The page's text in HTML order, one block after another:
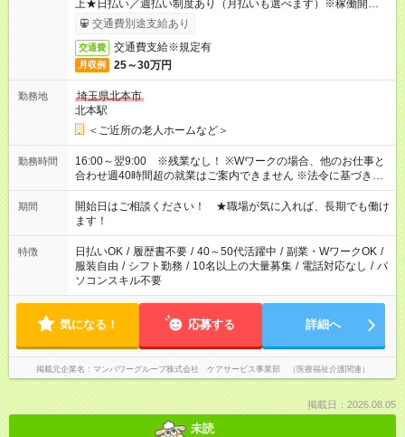
上★日払い／週払い制度あり（月払いも選べます）※稼働開始時
は手続き完了次第のお支払いとなります。
交通費別途支給あり
交通費 交通費支給※規定有
月収例 25～30万円
勤務地
埼玉県北本市
北本駅
＜ご近所の老人ホームなど＞
勤務時間
16:00～翌9:00 ※残業なし！ ※Wワークの場合、他のお仕事と
合わせ週40時間超の就業はご案内できません ※法令に基づき、
週20時間以上勤務は社会保険への加入対象となります ※労働者
派遣法（日雇い派遣の原則禁止）により、短時間・短期間の就
業はご案内が難しい場合があります
期間
開始日はご相談ください！ ★職場が気に入れば、長期でも働け
ます！
特徴 日払いOK / 履歴書不要 / 40～50代活躍中 / 副業・WワークOK /
服装自由 / シフト勤務 / 10名以上の大量募集 / 電話対応なし / パ
ソコンスキル不要
気になる！ 応募する 詳細へ
掲載元企業名 マンパワーグループ株式会社 ケアサービス事業部 （医療福祉介護関連）
掲載日：2026.08.05
未読